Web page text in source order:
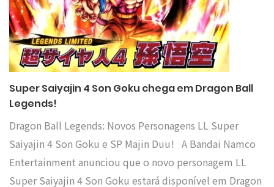
Super Saiyajin 4 Son Goku chega em Dragon Ball
Legends!
Dragon Ball Legends: Novos Personagens LL Super
Saiyajin 4 Son Goku e SP Majin Duu! A Bandai Namco
Entertainment anunciou que o novo personagem LL
Super Saiyajin 4 Son Goku estará disponível em Dragon